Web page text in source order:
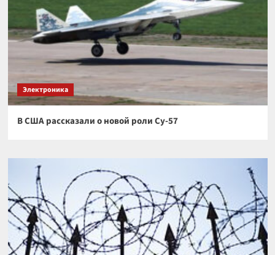
Электроника
В США рассказали о новой роли Су-57